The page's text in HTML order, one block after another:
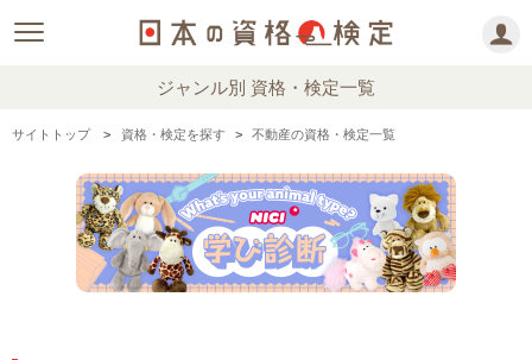
ジャンル別 資格・検定一覧
サイトトップ 資格・検定を探す 不動産の資格・検定一覧